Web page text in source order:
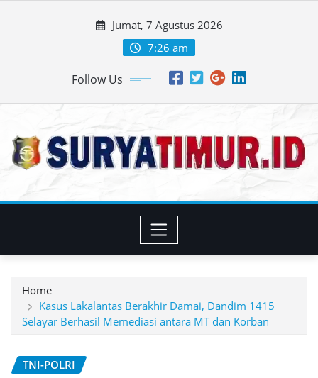
Jumat, 7 Agustus 2026
7:26 am
Follow Us
Home
Kasus Lakalantas Berakhir Damai, Dandim 1415
Selayar Berhasil Memediasi antara MT dan Korban
TNI-POLRI